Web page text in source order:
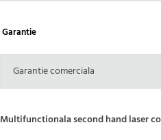
Garantie
Garantie comerciala
Multifunctionala second hand laser